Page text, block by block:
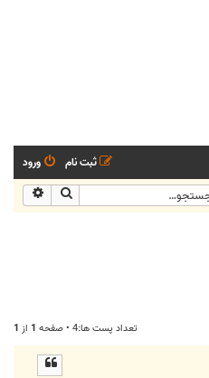
ورود
ثبت نام
جستجو
تعداد پست ها:4 • صفحه 1 از 1